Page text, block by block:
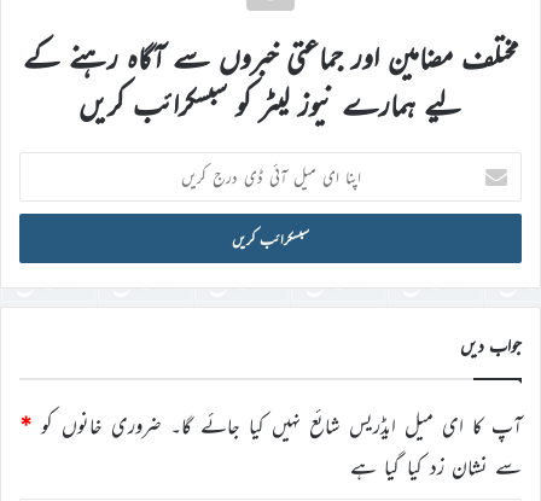
مختلف مضامین اور جماعتی خبروں سے آگاہ رہنے کے
لیے ہمارے نیوز لیٹر کو سبسکرائب کریں
اپنا
ای
میل
ڈی
درج
کریں
جواب دیں
آپ کا ای میل ایڈریس شائع نہیں کیا جائے گا۔ ضروری خانوں کو *
سے نشان زد کیا گیا ہے